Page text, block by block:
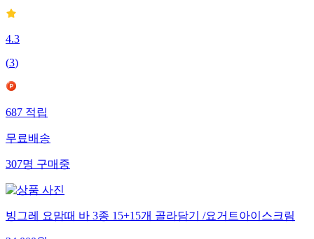
4.3
(3)
687적립
무료배송
307명구매중
빙그레 요맘때 바 3종 15+15개 골라담기 /요거트아이스크림